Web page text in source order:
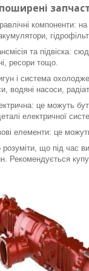
компоненти:
та підвіска:
ресори тощо.
і система
водяні насоси,
це можуть
електричної
елементи: це
що під час
Рекомендується